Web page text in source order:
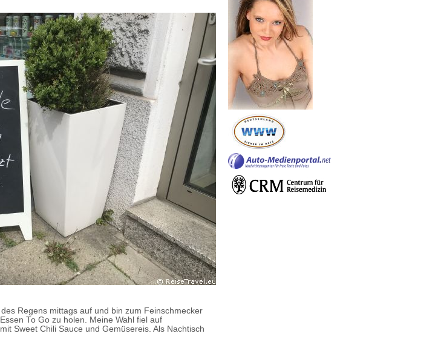
Regens mittags auf und bin zum Feinschmecker
To Go zu holen. Meine Wahl fiel auf
Sweet Chili Sauce und Gemüsereis. Als Nachtisch